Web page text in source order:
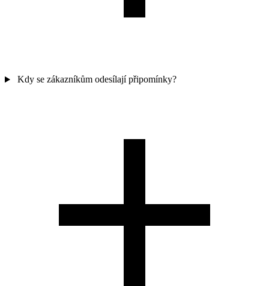
Kdy se zákazníkům odesílají připomínky?